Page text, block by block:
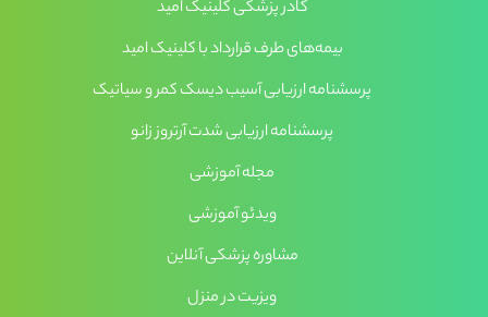
کادر پزشکی کلینیک امید
بیمه‌های طرف قرارداد با کلینیک امید
پرسشنامه ارزیابی آسیب دیسک کمر و سیاتیک
پرسشنامه ارزیابی شدت آرتروز زانو
مجله آموزشی
ویدئو آموزشی
مشاوره پزشکی آنلاین
ویزیت در منزل